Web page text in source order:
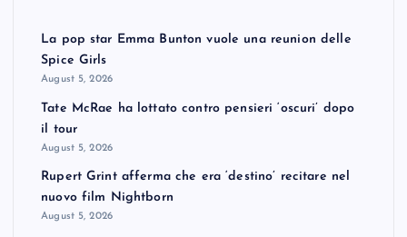
La pop star Emma Bunton vuole una reunion delle
Spice Girls
August 5, 2026
Tate McRae ha lottato contro pensieri ‘oscuri’ dopo
il tour
August 5, 2026
Rupert Grint afferma che era ‘destino’ recitare nel
nuovo film Nightborn
August 5, 2026